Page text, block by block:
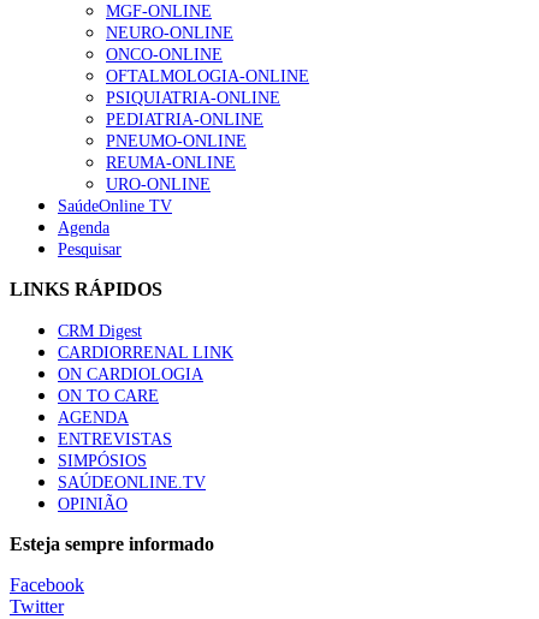
Trodelvy aprovado para primeira linha no cancro da
58 visualizações
1.º Episódio do Podcast “Frequência Cardio – Sintoniza-te
58 visualizações
Canábis medicinal e saúde mental
53 visualizações
MAIS NOTÍCIAS
Plataforma criada por estudantes apoia famílias após diagnóstico
MGF-ONLINE
NEURO-ONLINE
ONCO-ONLINE
OFTALMOLOGIA-ONLINE
PSIQUIATRIA-ONLINE
PEDIATRIA-ONLINE
PNEUMO-ONLINE
REUMA-ONLINE
URO-ONLINE
SaúdeOnline TV
Agenda
Pesquisar
LINKS RÁPIDOS
CRM Digest
CARDIORRENAL LINK
ON CARDIOLOGIA
ON TO CARE
AGENDA
ENTREVISTAS
SIMPÓSIOS
SAÚDEONLINE.TV
OPINIÃO
Esteja sempre informado
Facebook
Twitter